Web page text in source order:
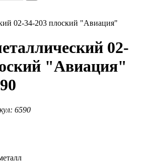
02-34-203 плоский "Авиация"
02-
"Авиация"
6590